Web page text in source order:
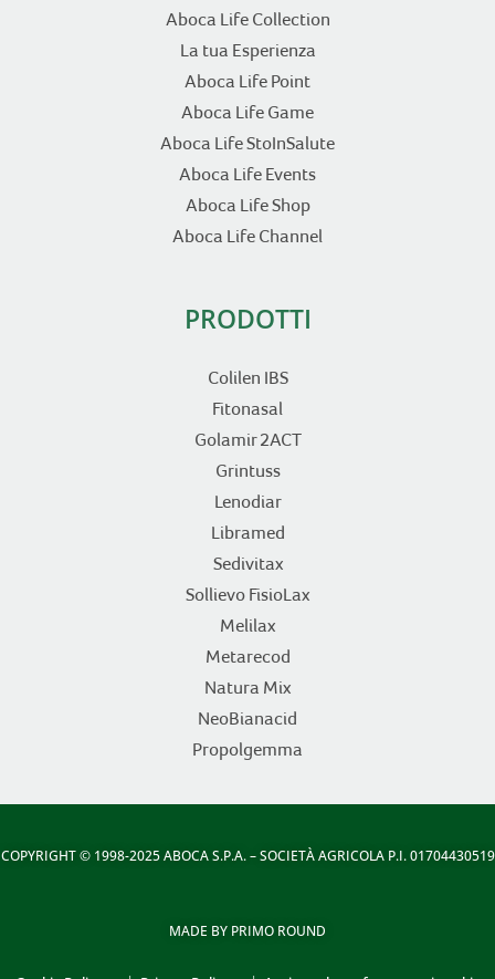
Aboca Life Collection
La tua Esperienza
Aboca Life Point
Aboca Life Game
Aboca Life StoInSalute
Aboca Life Events
Aboca Life Shop
Aboca Life Channel
PRODOTTI
Colilen IBS
Fitonasal
Golamir 2ACT
Grintuss
Lenodiar
Libramed
Sedivitax
Sollievo FisioLax
Melilax
Metarecod
Natura Mix
NeoBianacid
Propolgemma
COPYRIGHT© 1998-2025 ABOCA S.P.A. – SOCIETÀ AGRICOLA P.I. 01704430519
MADE BY PRIMO ROUND